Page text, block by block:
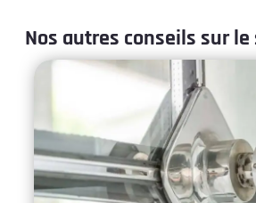
Nos autres conseils sur le